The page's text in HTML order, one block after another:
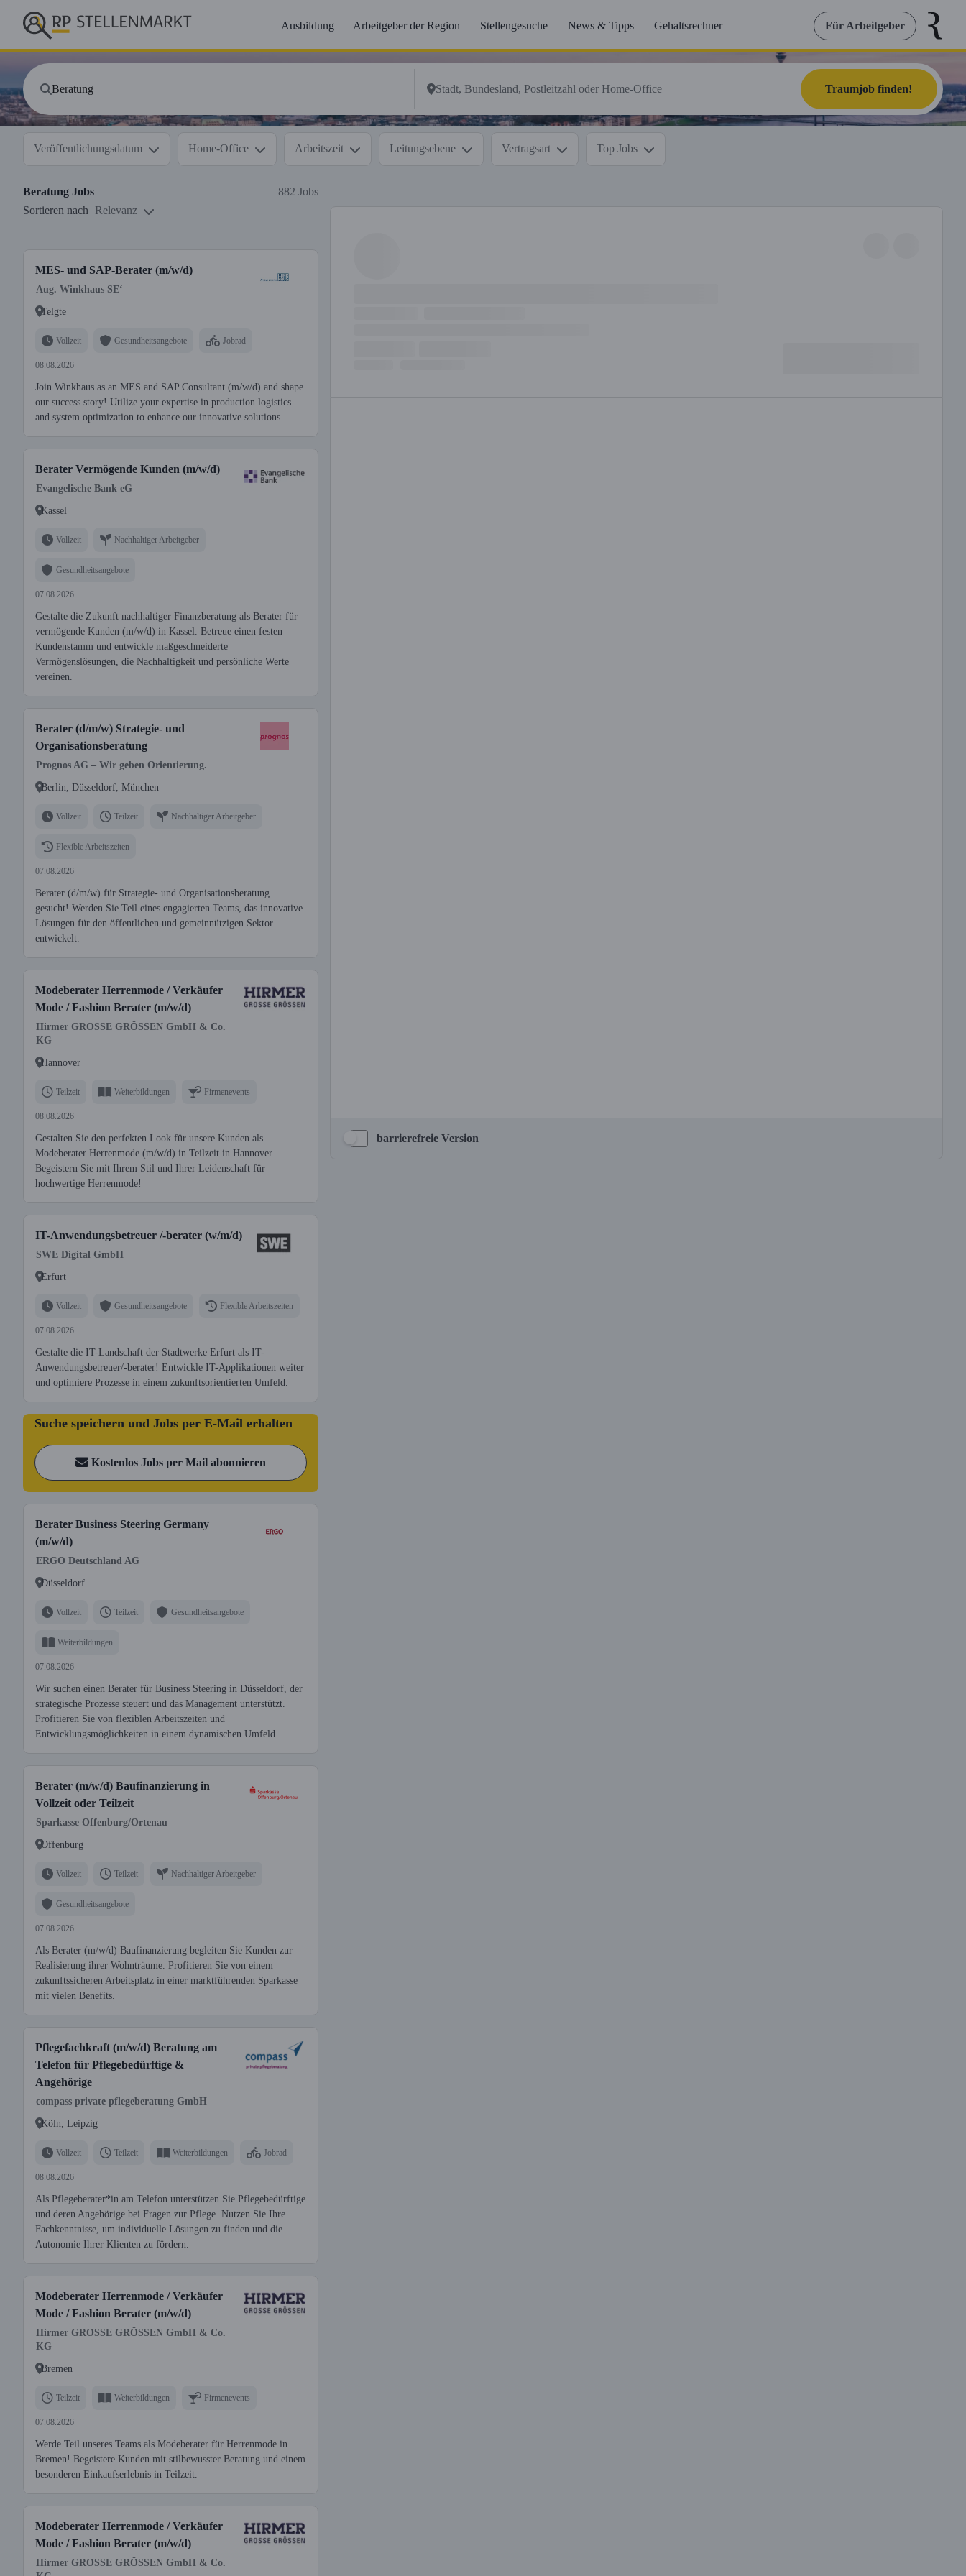
Ausbildung Arbeitgeber der Region Stellengesuche News & Tipps Gehaltsrechner Für Arbeitgeber
Traumjob finden!
Veröffentlichungsdatum Home-Office Arbeitszeit Leitungsebene Vertragsart Top Jobs
Beratung Jobs
882 Jobs
Sortieren nach
Relevanz
MES- und SAP-Berater (m/w/d)
Aug. Winkhaus SE‘
Telgte
Vollzeit Gesundheitsangebote Jobrad
08.08.2026
Join Winkhaus as an MES and SAP Consultant (m/w/d) and shape
our success story! Utilize your expertise in production logistics
and system optimization to enhance our innovative solutions.
Berater Vermögende Kunden (m/w/d)
Evangelische Bank eG
Kassel
Vollzeit Nachhaltiger Arbeitgeber
Gesundheitsangebote
07.08.2026
Gestalte die Zukunft nachhaltiger Finanzberatung als Berater für
vermögende Kunden (m/w/d) in Kassel. Betreue einen festen
Kundenstamm und entwickle maßgeschneiderte
Vermögenslösungen, die Nachhaltigkeit und persönliche Werte
vereinen.
Berater (d/m/w) Strategie- und
Organisationsberatung
Prognos AG – Wir geben Orientierung.
Berlin, Düsseldorf, München
Vollzeit Teilzeit Nachhaltiger Arbeitgeber
Flexible Arbeitszeiten
07.08.2026
Berater (d/m/w) für Strategie- und Organisationsberatung
gesucht! Werden Sie Teil eines engagierten Teams, das innovative
Lösungen für den öffentlichen und gemeinnützigen Sektor
entwickelt.
Modeberater Herrenmode / Verkäufer
Mode / Fashion Berater (m/w/d)
Hirmer GROSSE GRÖSSEN GmbH & Co.
KG
Hannover
Teilzeit Weiterbildungen Firmenevents
08.08.2026
Gestalten Sie den perfekten Look für unsere Kunden als
Modeberater Herrenmode (m/w/d) in Teilzeit in Hannover.
Begeistern Sie mit Ihrem Stil und Ihrer Leidenschaft für
hochwertige Herrenmode!
IT-Anwendungsbetreuer /-berater (w/m/d)
SWE Digital GmbH
Erfurt
Vollzeit Gesundheitsangebote Flexible Arbeitszeiten
07.08.2026
Gestalte die IT-Landschaft der Stadtwerke Erfurt als IT-
Anwendungsbetreuer/-berater! Entwickle IT-Applikationen weiter
und optimiere Prozesse in einem zukunftsorientierten Umfeld.
Suche speichern und Jobs per E-Mail erhalten
Kostenlos Jobs per Mail abonnieren
Berater Business Steering Germany
(m/w/d)
ERGO Deutschland AG
Düsseldorf
Vollzeit Teilzeit Gesundheitsangebote
Weiterbildungen
07.08.2026
Wir suchen einen Berater für Business Steering in Düsseldorf, der
strategische Prozesse steuert und das Management unterstützt.
Profitieren Sie von flexiblen Arbeitszeiten und
Entwicklungsmöglichkeiten in einem dynamischen Umfeld.
Berater (m/w/d) Baufinanzierung in
Vollzeit oder Teilzeit
Sparkasse Offenburg/Ortenau
Offenburg
Vollzeit Teilzeit Nachhaltiger Arbeitgeber
Gesundheitsangebote
07.08.2026
Als Berater (m/w/d) Baufinanzierung begleiten Sie Kunden zur
Realisierung ihrer Wohnträume. Profitieren Sie von einem
zukunftssicheren Arbeitsplatz in einer marktführenden Sparkasse
mit vielen Benefits.
Pflegefachkraft (m/w/d) Beratung am
Telefon für Pflegebedürftige &
Angehörige
compass private pflegeberatung GmbH
Köln, Leipzig
Vollzeit Teilzeit Weiterbildungen Jobrad
08.08.2026
Als Pflegeberater*in am Telefon unterstützen Sie Pflegebedürftige
und deren Angehörige bei Fragen zur Pflege. Nutzen Sie Ihre
Fachkenntnisse, um individuelle Lösungen zu finden und die
Autonomie Ihrer Klienten zu fördern.
Modeberater Herrenmode / Verkäufer
Mode / Fashion Berater (m/w/d)
Hirmer GROSSE GRÖSSEN GmbH & Co.
KG
Bremen
Teilzeit Weiterbildungen Firmenevents
07.08.2026
Werde Teil unseres Teams als Modeberater für Herrenmode in
Bremen! Begeistere Kunden mit stilbewusster Beratung und einem
besonderen Einkaufserlebnis in Teilzeit.
Modeberater Herrenmode / Verkäufer
Mode / Fashion Berater (m/w/d)
Hirmer GROSSE GRÖSSEN GmbH & Co.
barrierefreie Version